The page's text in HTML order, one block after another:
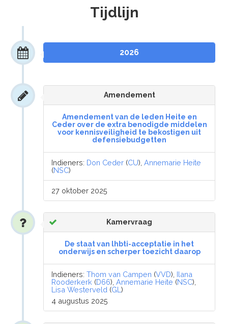
Tijdlijn
2026
Amendement
Amendement van de leden Heite en
Ceder over de extra benodigde middelen
voor kennisveiligheid te bekostigen uit
defensiebudgetten
Indieners: Don Ceder (CU),Annemarie Heite
(NSC)
27 oktober 2025
Kamervraag
De staat van lhbti-acceptatie in het
onderwijs en scherper toezicht daarop
Indieners:Thom van Campen (VVD), Ilana
Rooderkerk (D66),Annemarie Heite (NSC),
Lisa Westerveld (GL)
4 augustus 2025